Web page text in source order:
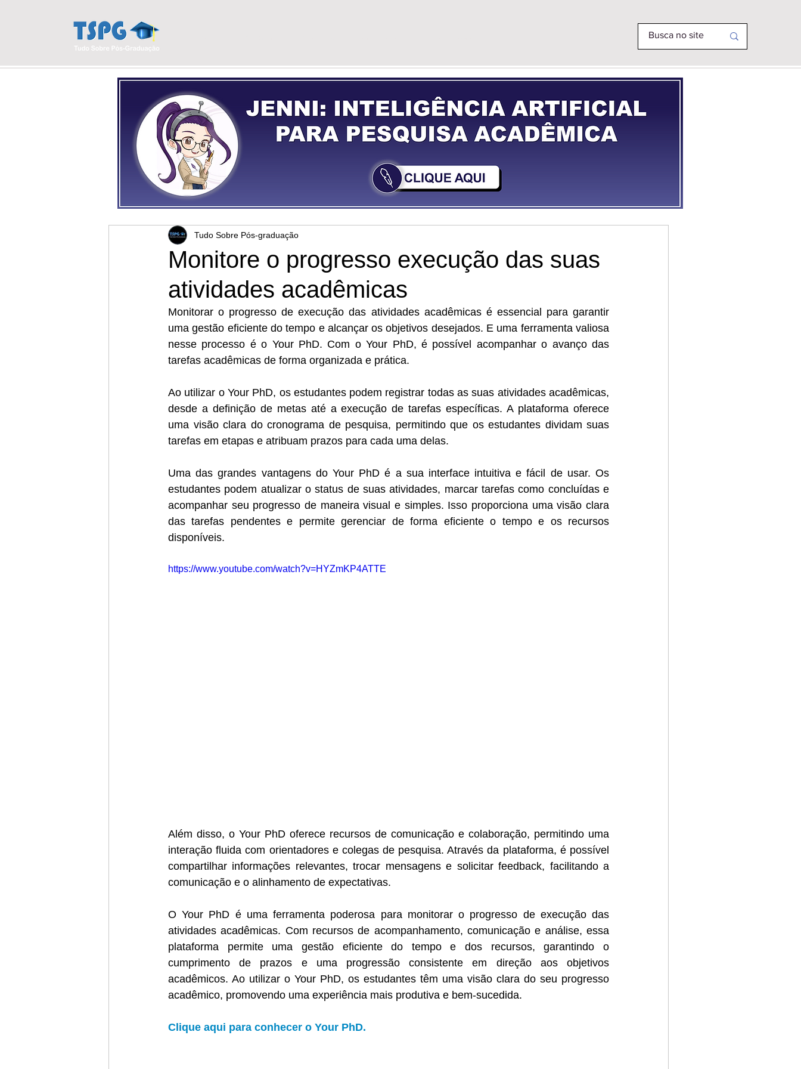
Monitore o progresso execução das suas
atividades acadêmicas
Tudo Sobre Pós-graduação
Monitorar o progresso de execução das atividades acadêmicas é essencial para garantir
uma gestão eficiente do tempo e alcançar os objetivos desejados. E uma ferramenta valiosa
nesse processo é o Your PhD. Com o Your PhD, é possível acompanhar o avanço das
tarefas acadêmicas de forma organizada e prática.
Ao utilizar o Your PhD, os estudantes podem registrar todas as suas atividades acadêmicas,
desde a definição de metas até a execução de tarefas específicas. A plataforma oferece
uma visão clara do cronograma de pesquisa, permitindo que os estudantes dividam suas
tarefas em etapas e atribuam prazos para cada uma delas.
Uma das grandes vantagens do Your PhD é a sua interface intuitiva e fácil de usar. Os
estudantes podem atualizar o status de suas atividades, marcar tarefas como concluídas e
acompanhar seu progresso de maneira visual e simples. Isso proporciona uma visão clara
das tarefas pendentes e permite gerenciar de forma eficiente o tempo e os recursos
disponíveis.
https://www.youtube.com/watch?v=HYZmKP4ATTE
Além disso, o Your PhD oferece recursos de comunicação e colaboração, permitindo uma
interação fluida com orientadores e colegas de pesquisa. Através da plataforma, é possível
compartilhar informações relevantes, trocar mensagens e solicitar feedback, facilitando a
comunicação e o alinhamento de expectativas.
O Your PhD é uma ferramenta poderosa para monitorar o progresso de execução das
atividades acadêmicas. Com recursos de acompanhamento, comunicação e análise, essa
plataforma permite uma gestão eficiente do tempo e dos recursos, garantindo o
cumprimento de prazos e uma progressão consistente em direção aos objetivos
acadêmicos. Ao utilizar o Your PhD, os estudantes têm uma visão clara do seu progresso
acadêmico, promovendo uma experiência mais produtiva e bem-sucedida.
Clique aqui para conhecer o Your PhD.